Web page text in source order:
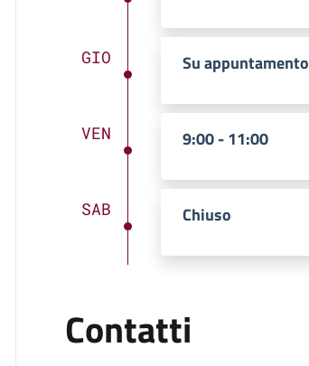
GIO Su appuntamento
VEN 9:00 - 11:00
SAB Chiuso
Contatti